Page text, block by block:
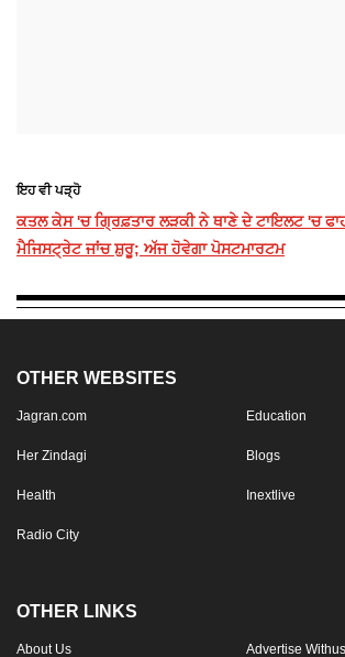
ਇਹ ਵੀ ਪੜ੍ਹੋ
ਕਤਲ ਕੇਸ 'ਚ ਗ੍ਰਿਫ਼ਤਾਰ ਲੜਕੀ ਨੇ ਥਾਣੇ ਦੇ ਟਾਇਲਟ 'ਚ
ਮੈਜਿਸਟ੍ਰੇਟ ਜਾਂਚ ਸ਼ੁਰੂ; ਅੱਜ ਹੋਵੇਗਾ ਪੋਸਟਮਾਰਟਮ
OTHER WEBSITES
Jagran.com Education
Her Zindagi Blogs
Health Inextlive
Radio City
OTHER LINKS
About Us Advertise Withus